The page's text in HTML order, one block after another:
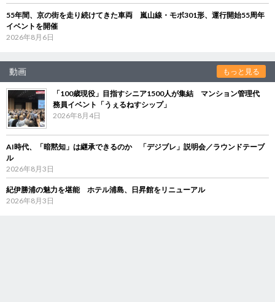
55年間、京の街を走り続けてきた車両 嵐山線・モボ301形、運行開始55周年
イベントを開催
2026年8月6日
動画 もっと見る
「100歳現役」目指すシニア1500人が集結 マンション管理代
務員イベント「うぇるねすシップ」
2026年8月4日
AI時代、「暗黙知」は継承できるのか 「デジブレ」説明会／ラウンドテーブ
ル
2026年8月3日
紀伊勝浦の魅力を堪能 ホテル浦島、日昇館をリニューアル
2026年8月3日